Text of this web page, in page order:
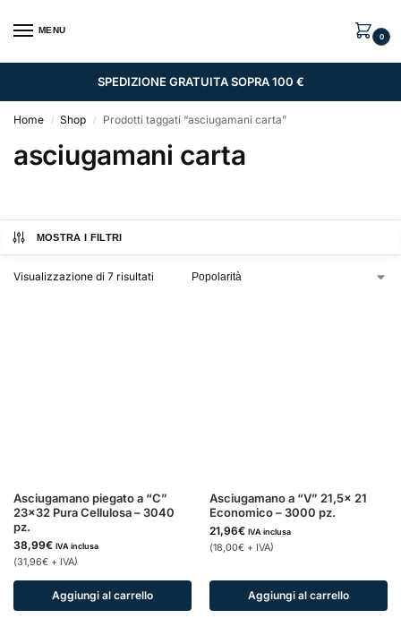
MENU
0
SPEDIZIONE GRATUITA SOPRA 100 €
Home / Shop / Prodotti taggati “asciugamani carta”
asciugamani carta
MOSTRA I FILTRI
Visualizzazione di 7 risultati
Asciugamano piegato a “C”
23×32 Pura Cellulosa – 3040
pz.
38,99€ IVA inclusa
(31,96€ + IVA)
Aggiungi al carrello
Asciugamano a “V” 21,5x 21
Economico – 3000 pz.
21,96€ IVA inclusa
(18,00€ + IVA)
Aggiungi al carrello